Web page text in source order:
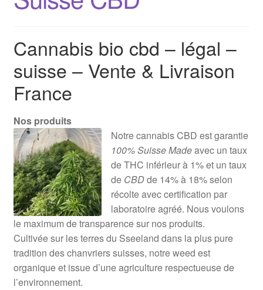
Cannabis bio cbd – légal –
suisse – Vente & Livraison
France
Nos produits
Notre cannabis CBD est garantie
100% Suisse Madeavec un taux
de THC inférieur à 1% et un taux
deCBDde 14% à 18% selon
récolte avec certification par
laboratoire agréé. Nous voulons
le maximum de transparence sur nos produits.
Cultivée sur les terres du Sseeland dans la plus pure
tradition des chanvriers suisses, notre weed est
organique et issue d’une agriculture respectueuse de
l’environnement.